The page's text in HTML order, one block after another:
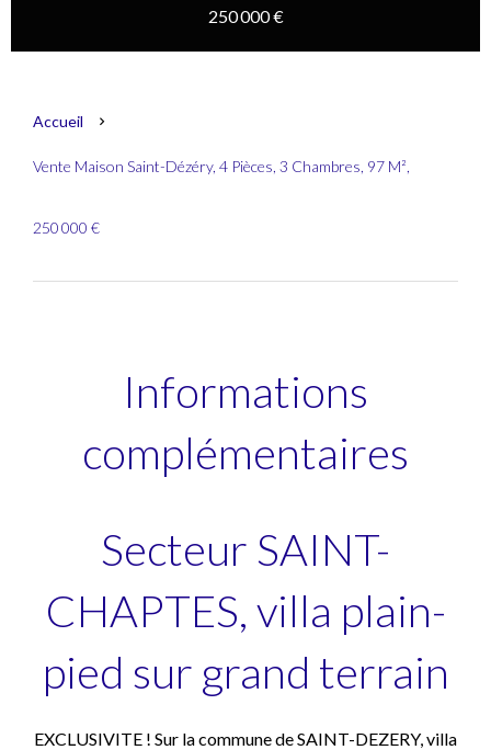
250 000 €
Accueil
Vente Maison Saint-Dézéry, 4 Pièces, 3 Chambres, 97 M²,
250 000 €
Informations
complémentaires
Secteur SAINT-
CHAPTES, villa plain-
pied sur grand terrain
EXCLUSIVITE ! Sur la commune de SAINT-DEZERY, villa